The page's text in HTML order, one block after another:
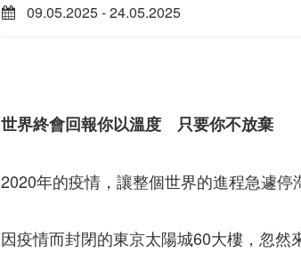
09.05.2025 - 24.05.2025
世界終會回報你以溫度 只要你不放棄
2020年的疫情，讓整個世界的進程急遽停
因疫情而封閉的東京太陽城60大樓，忽